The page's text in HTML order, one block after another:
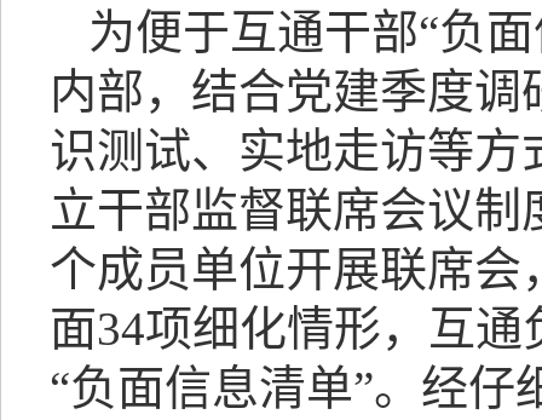
为便于互通干部“负
内部，结合党建季度
识测试、实地走访等
立干部监督联席会议
个成员单位开展联席
面34项细化情形，互
“负面信息清单”。经